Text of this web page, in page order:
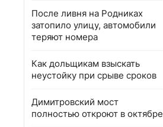
После ливня на Родниках
затопило улицу, автомобили
теряют номера
Как дольщикам взыскать
неустойку при срыве сроков
Димитровский мост
полностью откроют в октябре